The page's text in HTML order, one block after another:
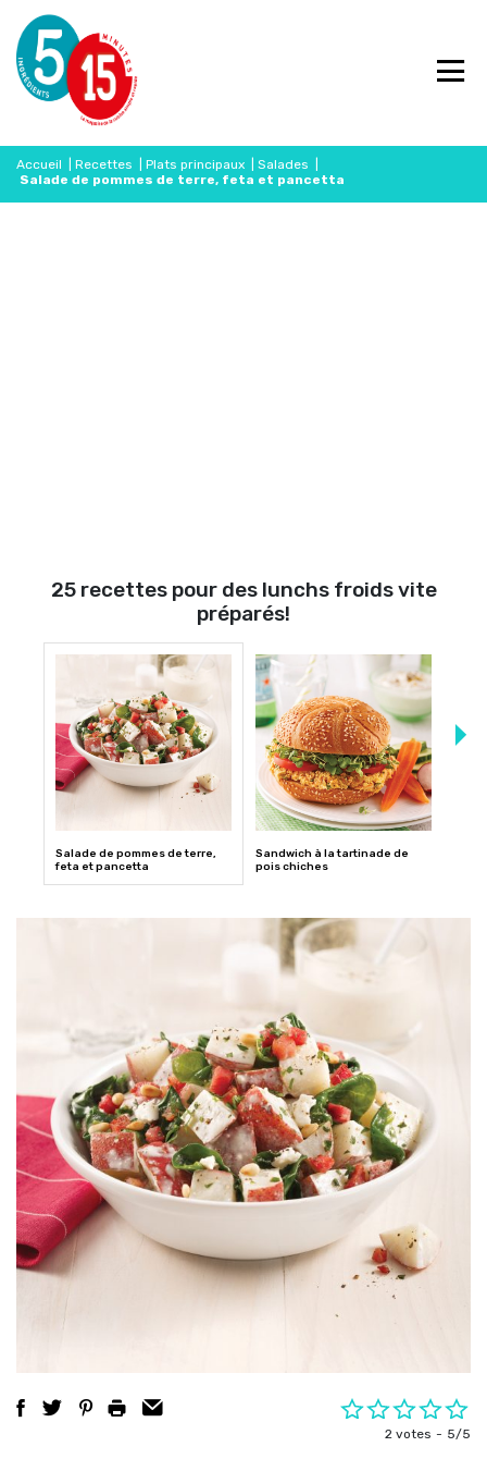
Accueil Recettes Plats principaux Salades
Salade de pommes de terre, feta et pancetta
25 recettes pour des lunchs froids vite
préparés!
Salade de pommes de terre,
feta et pancetta
Sandwich à la tartinade de
pois chiches
2 votes 5/5